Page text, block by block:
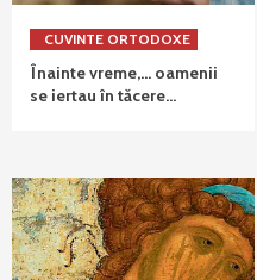
CUVINTE ORTODOXE
Înainte vreme,… oamenii
se iertau în tăcere…